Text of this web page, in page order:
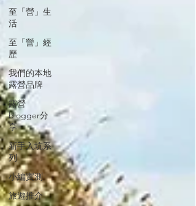
至「營」生
活
至「營」經
歷
我們的本地
露營品牌
露營
blogger分
享
新手入坑系
列
小編實測
旅遊推介